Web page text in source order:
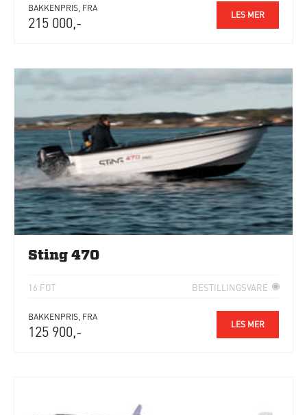
BAKKENPRIS, FRA
215 000,- LES MER
Sting 470
16 FOT BESTILLINGSVARE
BAKKENPRIS, FRA
125 900,- LES MER